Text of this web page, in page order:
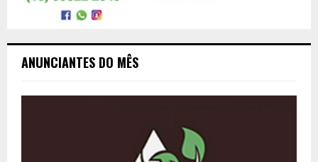
ANUNCIANTES DO MÊS